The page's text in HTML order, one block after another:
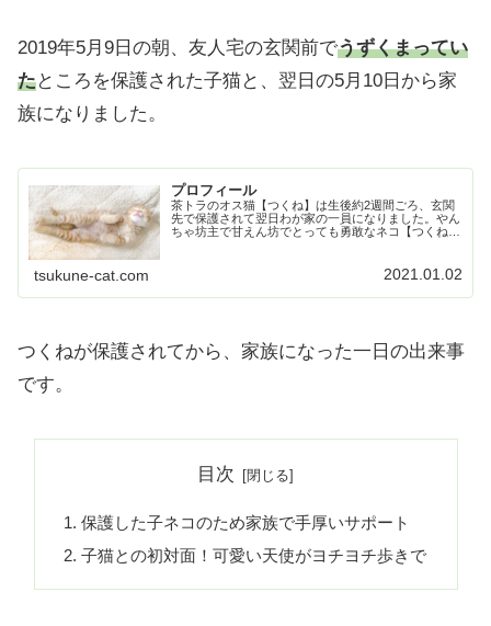
2019年5月9日の朝、友人宅の玄関前でうずくまってい
たところを保護された子猫と、翌日の5月10日から家
族になりました。
プロフィール
茶トラのオス猫【つくね】は生後約2週間ごろ、玄関
先で保護されて翌日わが家の一員になりました。やん
ちゃ坊主で甘えん坊でとっても勇敢なネコ【つくね】
tsukune-cat.com 2021.01.02
つくねが保護されてから、家族になった一日の出来事
です。
目次
保護した子ネコのため家族で手厚いサポート
子猫との初対面！可愛い天使がヨチヨチ歩きで